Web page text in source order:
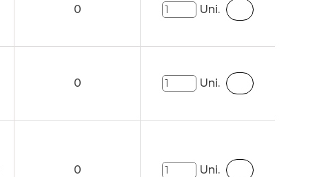
0 Uni.
0 Uni.
0 Uni.